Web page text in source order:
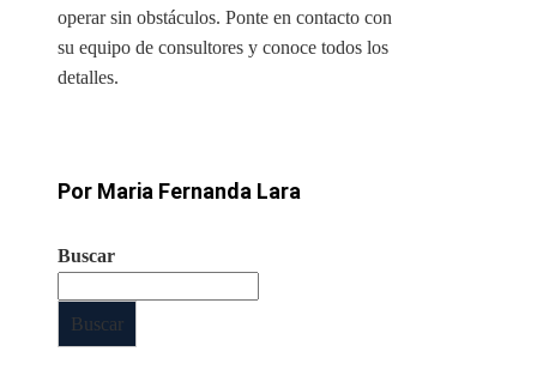
operar sin obstáculos. Ponte en contacto con
su equipo de consultores y conoce todos los
detalles.
Por Maria Fernanda Lara
Buscar
Buscar